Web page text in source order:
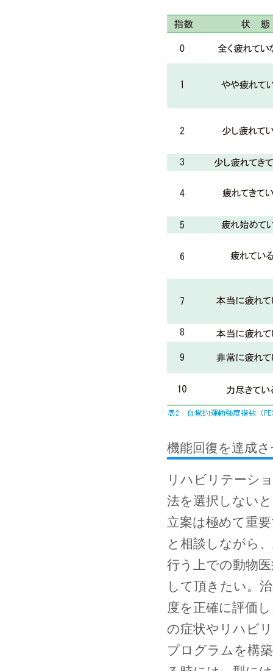
機能回復を達成
リハビリテーシ
法を選択しない
立案は極めて重
と相談しながら
行う上での動物
して頂きたい。
度を正確に評価
の症状やリハビ
プログラムを構